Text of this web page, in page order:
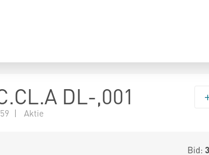
DL-,001
| Aktie
Bid: